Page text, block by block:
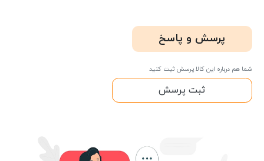
پرسش و پاسخ
شما هم درباره این کالا پرسش ثبت کنید
ثبت پرسش